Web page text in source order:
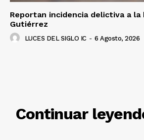
Del Siglo
Reportan incidencia delictiva a la
Gutiérrez
LUCES DEL SIGLO IC - 6 Agosto, 2026
Continuar